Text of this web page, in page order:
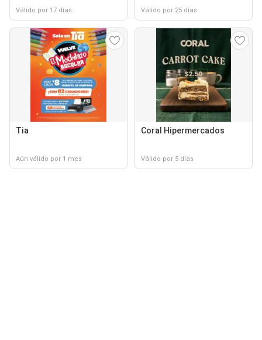
Válido por 17 días Válido por 25 días
Tia
Aún válido por 1 mes
Coral Hipermercados
Válido por 5 días